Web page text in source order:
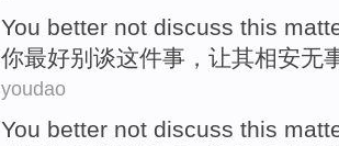
You better not discuss this
你最好别 谈这件事 ， 让其相安无
youdao
You better not discuss this